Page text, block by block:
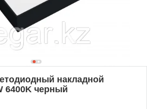
накладной
6400K черный